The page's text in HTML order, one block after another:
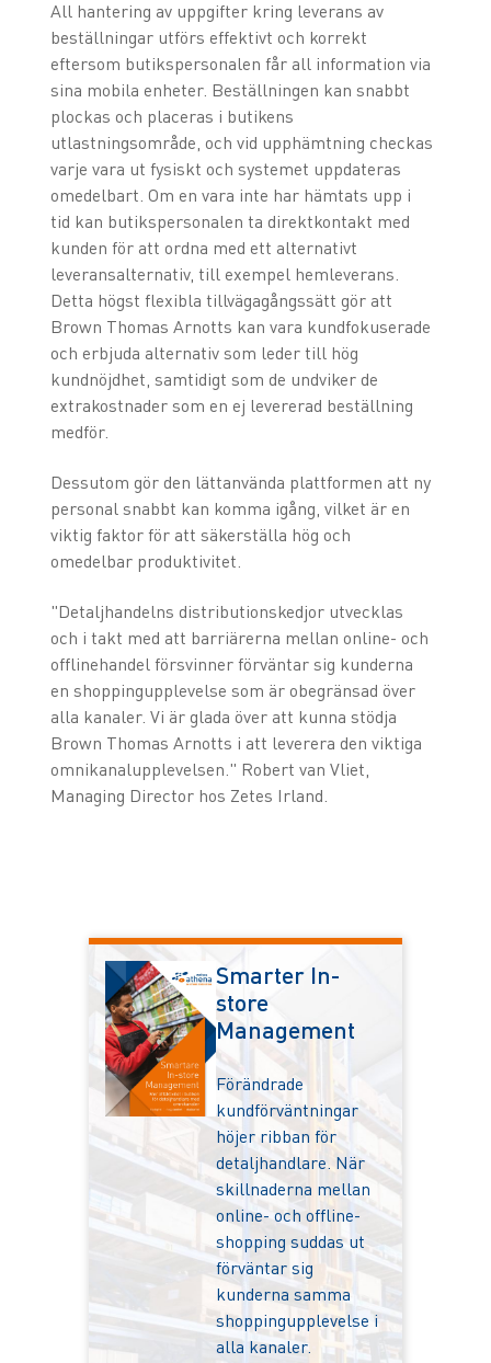
All hantering av uppgifter kring leverans av
beställningar utförs effektivt och korrekt
eftersom butikspersonalen får all information via
sina mobila enheter. Beställningen kan snabbt
plockas och placeras i butikens
utlastningsområde, och vid upphämtning checkas
varje vara ut fysiskt och systemet uppdateras
omedelbart. Om en vara inte har hämtats upp i
tid kan butikspersonalen ta direktkontakt med
kunden för att ordna med ett alternativt
leveransalternativ, till exempel hemleverans.
Detta högst flexibla tillvägagångssätt gör att
Brown Thomas Arnotts kan vara kundfokuserade
och erbjuda alternativ som leder till hög
kundnöjdhet, samtidigt som de undviker de
extrakostnader som en ej levererad beställning
medför.
Dessutom gör den lättanvända plattformen att ny
personal snabbt kan komma igång, vilket är en
viktig faktor för att säkerställa hög och
omedelbar produktivitet.
"Detaljhandelns distributionskedjor utvecklas
och i takt med att barriärerna mellan online- och
offlinehandel försvinner förväntar sig kunderna
en shoppingupplevelse som är obegränsad över
alla kanaler. Vi är glada över att kunna stödja
Brown Thomas Arnotts i att leverera den viktiga
omnikanalupplevelsen." Robert van Vliet,
Managing Director hos Zetes Irland.
Smarter In-
store
Management
Förändrade
kundförväntningar
höjer ribban för
detaljhandlare. När
skillnaderna mellan
online- och offline-
shopping suddas ut
förväntar sig
kunderna samma
shoppingupplevelse i
alla kanaler.